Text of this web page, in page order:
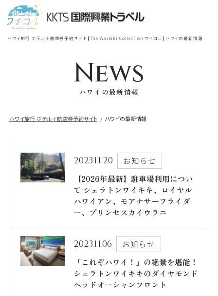
ハワイ旅行 ホテル＋航空券予約サイト【The Waikiki Collection ワイコレ】ハワイの最新情報
News
ハワイの最新情報
ハワイ旅行 ホテル＋航空券予約サイト ハワイの最新情報
2023.11.20
お知らせ
【2026年最新】駐車場利用につい
て シェラトンワイキキ、ロイヤル
ハワイアン、モアナサーフライダ
ー、プリンセスカイウラニ
2023.11.06
お知らせ
「これぞハワイ！」の絶景を堪能！
シェラトンワイキキのダイヤモンド
ヘッドオーシャンフロント
TOP
ロイヤルハワイアン ラグジュアリー
ウェスティンリゾート&スパ
シェラトン・プリンセスカイウラニ・ワイ
キキ・ビーチ
シェラトン・マウイ・リゾート＆スパ
宿泊 ＋ 航空券
帰国の到着地が違うお客様
座席クラス
出発日
2026年8月29日(土)
2026年9月02日(水)